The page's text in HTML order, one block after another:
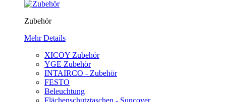
Zubehör
Mehr Details
XICOY Zubehör
YGE Zubehör
INTAIRCO - Zubehör
FESTO
Beleuchtung
Flächenschutztaschen - Suncover